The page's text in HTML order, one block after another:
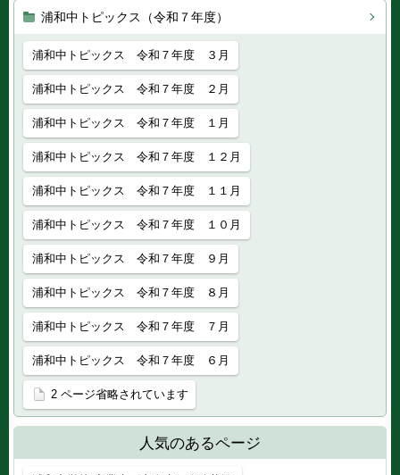
浦和中トピックス（令和７年度）
浦和中トピックス 令和７年度 ３月
浦和中トピックス 令和７年度 ２月
浦和中トピックス 令和７年度 １月
浦和中トピックス 令和７年度 １２月
浦和中トピックス 令和７年度 １１月
浦和中トピックス 令和７年度 １０月
浦和中トピックス 令和７年度 ９月
浦和中トピックス 令和７年度 ８月
浦和中トピックス 令和７年度 ７月
浦和中トピックス 令和７年度 ６月
2 ページ省略されています
人気のあるページ